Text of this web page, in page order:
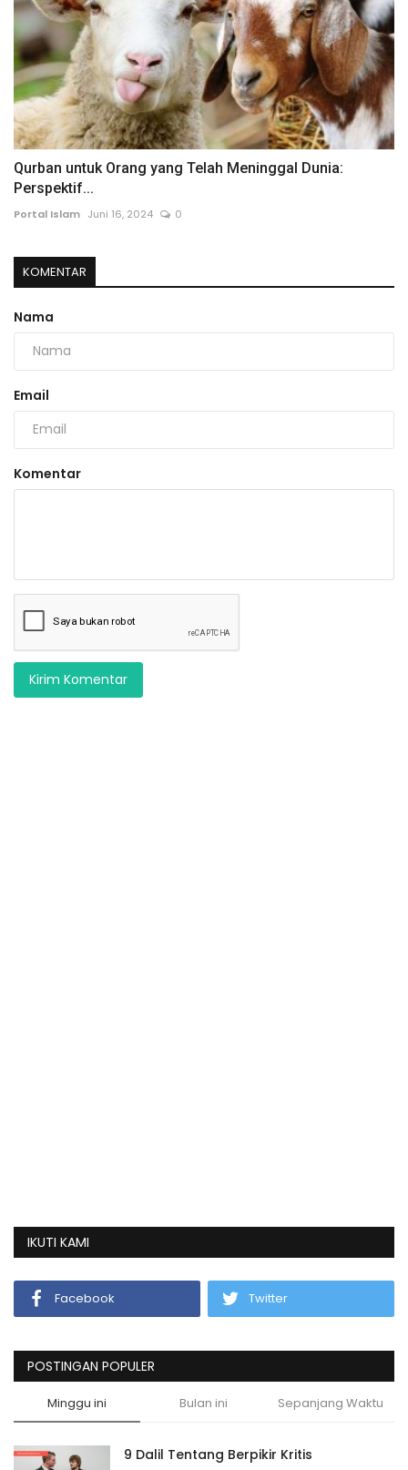
Qurban untuk Orang yang Telah Meninggal Dunia:
Perspektif...
Portal Islam Juni 16, 2024 0
KOMENTAR
Nama
Email
Komentar
Kirim Komentar
IKUTI KAMI
Facebook Twitter
POSTINGAN POPULER
Minggu ini Bulan ini Sepanjang Waktu
9 Dalil Tentang Berpikir Kritis